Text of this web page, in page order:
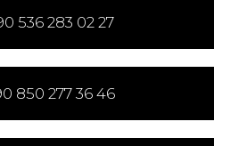
536 283 02 27
850 277 36 46